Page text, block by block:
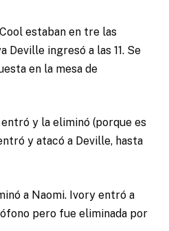
estaban en tre las
Deville ingresó a las 11. Se
en la mesa de
y la eliminó (porque es
y atacó a Deville, hasta
a Naomi. Ivory entró a
pero fue eliminada por